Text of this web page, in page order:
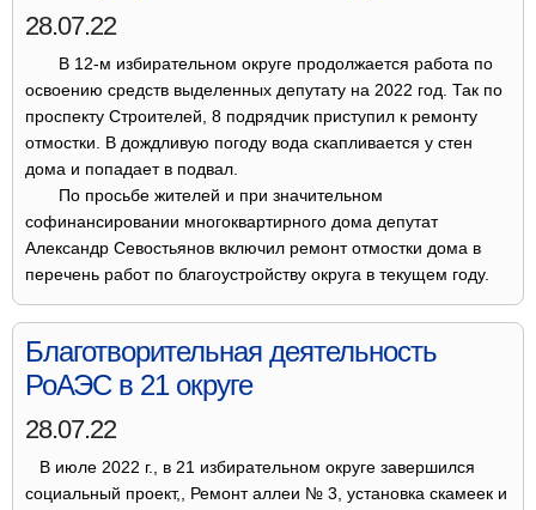
28.07.22
В 12-м избирательном округе продолжается работа по
освоению средств выделенных депутату на 2022 год. Так по
проспекту Строителей, 8 подрядчик приступил к ремонту
отмостки. В дождливую погоду вода скапливается у стен
дома и попадает в подвал.
По просьбе жителей и при значительном
софинансировании многоквартирного дома депутат
Александр Севостьянов включил ремонт отмостки дома в
перечень работ по благоустройству округа в текущем году.
Благотворительная деятельность
РоАЭС в 21 округе
28.07.22
В июле 2022 г., в 21 избирательном округе завершился
социальный проект,, Ремонт аллеи № 3, установка скамеек и